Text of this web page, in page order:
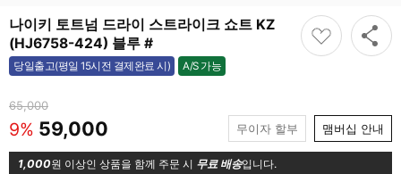
나이키 토트넘 드라이 스트라이크 쇼트 KZ
(HJ6758-424) 블루 #
당일출고(평일 15시전 결제완료 시) A/S 가능
가능
65,000
9% 59,000 무이자 할부 맴버십 안내
1,000원 이상인 상품을 함께 주문 시 무료 배송입니다.